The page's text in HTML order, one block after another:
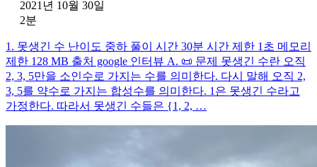
2021년 10월 30일
2분
1. 못생긴 수 난이도 중하 풀이 시간 30분 시간 제한 1초 메모리
제한 128 MB 출처 google 인터뷰 A. 📜 문제 못생긴 수란 오직
2, 3, 5만을 소인수로 가지는 수를 의미한다. 다시 말해 오직 2,
3, 5를 약수로 가지는 합성수를 의미한다. 1은 못생긴 수라고
가정한다. 따라서 못생긴 수들은 {1, 2, …